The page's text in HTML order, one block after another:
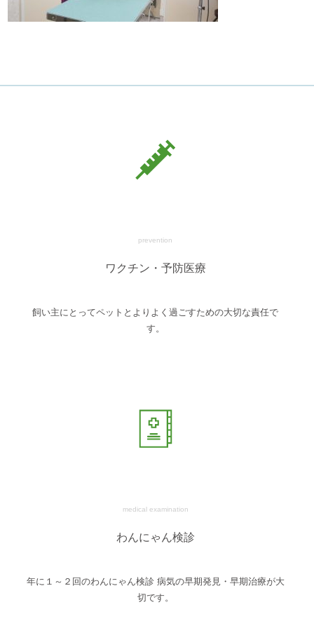
prevention
ワクチン・予防医療
飼い主にとってペットとよりよく過ごすための大切な責任で
す。
medical examination
わんにゃん検診
年に１～２回のわんにゃん検診 病気の早期発見・早期治療が大
切です。